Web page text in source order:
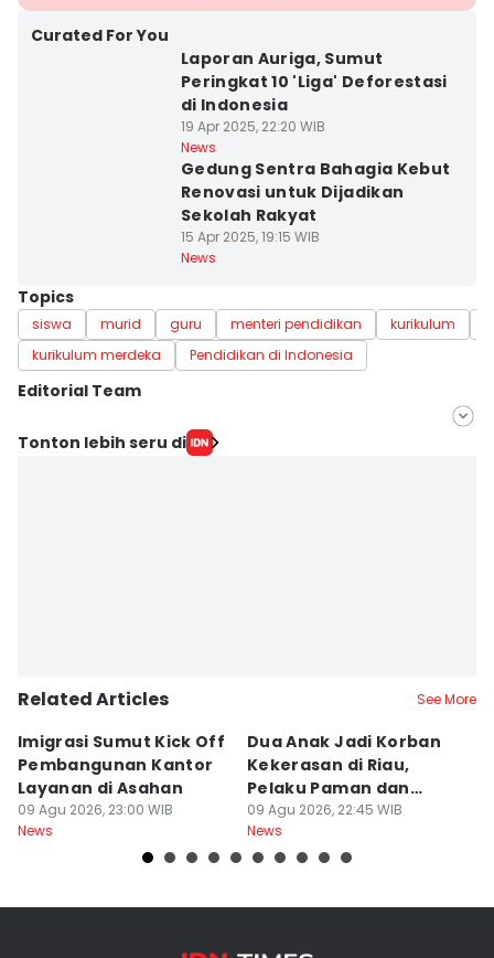
Curated For You
Laporan Auriga, Sumut
Peringkat 10 'Liga' Deforestasi
di Indonesia
19 Apr 2025, 22:20 WIB
News
Gedung Sentra Bahagia Kebut
Renovasi untuk Dijadikan
Sekolah Rakyat
15 Apr 2025, 19:15 WIB
News
Topics
siswa murid guru menteri pendidikan kurikulum
kurikulum merdeka
Pendidikan di Indonesia
Editorial Team
Editor
Tonton lebih seru di
Related Articles See More
Imigrasi Sumut Kick Off
Pembangunan Kantor
Layanan di Asahan
09 Agu 2026, 23:00 WIB
News
Dua Anak Jadi Korban
Kekerasan di Riau,
Pelaku Paman dan
Tantenya
09 Agu 2026, 22:45 WIB
News